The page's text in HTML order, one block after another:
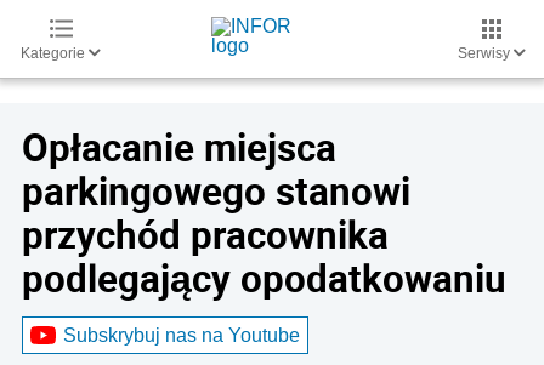
Kategorie Serwisy
Opłacanie miejsca
parkingowego stanowi
przychód pracownika
podlegający opodatkowaniu
Subskrybuj nas na Youtube